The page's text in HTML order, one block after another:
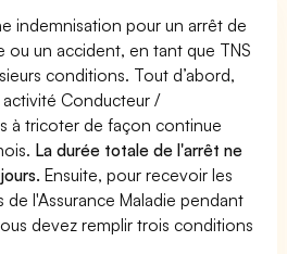
indemnisation pour un arrêt de
ou un accident, en tant que TNS
conditions. Tout d’abord,
Conducteur /
à tricoter de façon continue
La durée totale de l'arrêt ne
Ensuite, pour recevoir les
l'Assurance Maladie pendant
devez remplir trois conditions